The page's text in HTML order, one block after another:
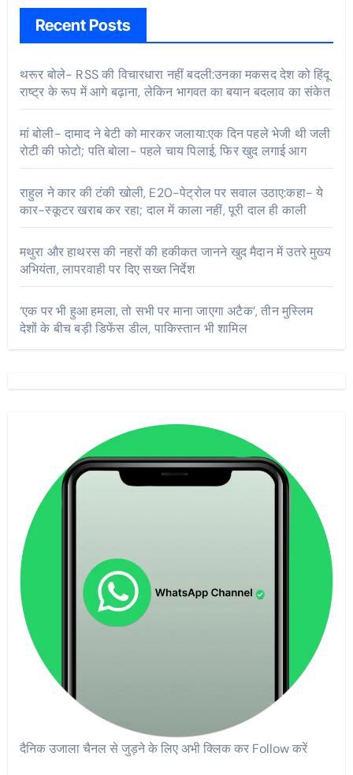
Recent Posts
थरूर बोले- RSS की विचारधारा नहीं बदली:उनका मकसद देश को हिंदू
राष्ट्र के रूप में आगे बढ़ाना, लेकिन भागवत का बयान बदलाव का संकेत
मां बोली- दामाद ने बेटी को मारकर जलाया:एक दिन पहले भेजी थी जली
रोटी की फोटो; पति बोला- पहले चाय पिलाई, फिर खुद लगाई आग
राहुल ने कार की टंकी खोली, E20-पेट्रोल पर सवाल उठाए:कहा- ये
कार-स्कूटर खराब कर रहा; दाल में काला नहीं, पूरी दाल ही काली
मथुरा और हाथरस की नहरों की हकीकत जानने खुद मैदान में उतरे मुख्य
अभियंता, लापरवाही पर दिए सख्त निर्देश
‘एक पर भी हुआ हमला, तो सभी पर माना जाएगा अटैक’, तीन मुस्लिम
देशों के बीच बड़ी डिफेंस डील, पाकिस्तान भी शामिल
दैनिक उजाला चैनल से जुड़ने के लिए अभी क्लिक कर Follow करें